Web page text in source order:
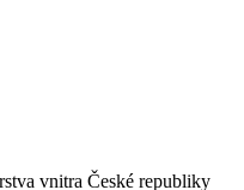
vnitra České republiky